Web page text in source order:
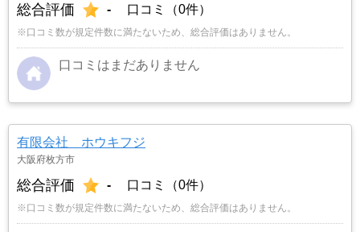
総合評価 - 口コミ（0件）
※口コミ数が規定件数に満たないため、総合評価はありません。
口コミはまだありません
有限会社 ホウキフジ
大阪府枚方市
総合評価 - 口コミ（0件）
※口コミ数が規定件数に満たないため、総合評価はありません。